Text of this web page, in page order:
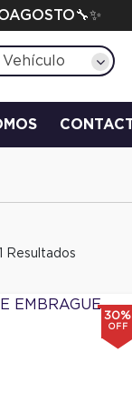
Resultados
30%
OFF